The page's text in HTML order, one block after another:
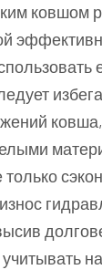
ковшом
только